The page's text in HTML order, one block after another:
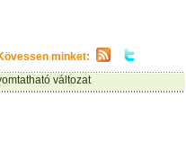
minket:
változat